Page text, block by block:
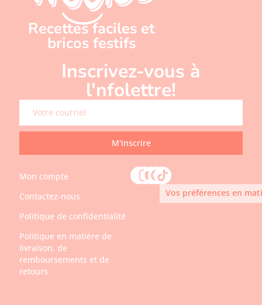
Recettes faciles et
bricos festifs
Inscrivez-vous à
l'nfolettre!
M'inscrire
Mon compte
Contactez-nous
Politique de confidentialité
Politique en matière de
livraison, de
remboursements et de
retours
Vos préférences en